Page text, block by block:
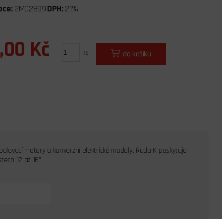
2MO2899DPH: 21%
Kč ks do košíku
motory a konverzní elektrické modely. Řada K poskytuje
12 až 16".